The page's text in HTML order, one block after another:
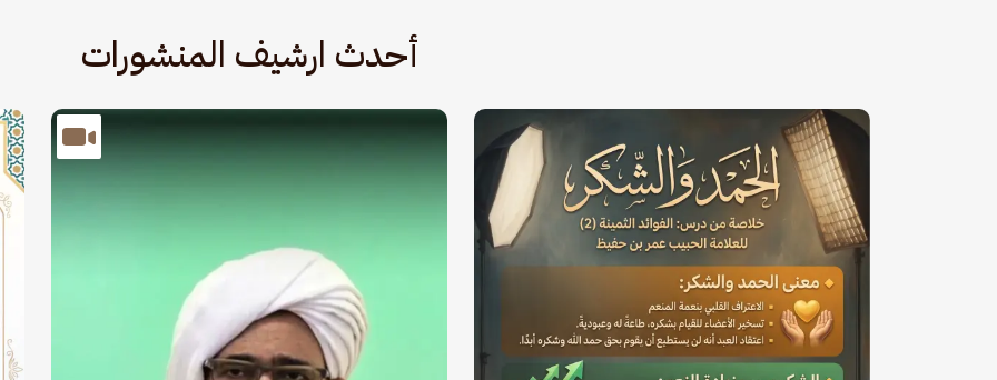
أحدث ارشيف المنشورات
الصورة الصورة